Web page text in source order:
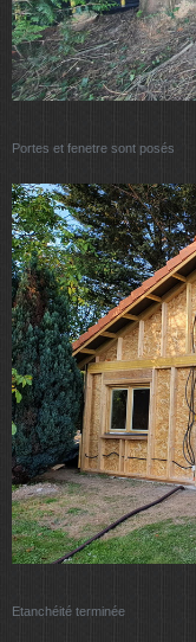
Portes et fenetre sont posés
Etanchéité terminée